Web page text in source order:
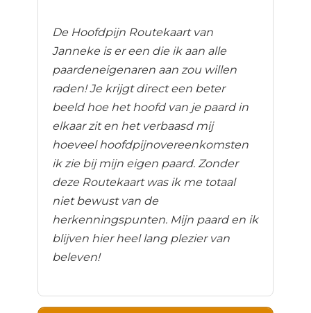
De Hoofdpijn Routekaart van
Janneke is er een die ik aan alle
paardeneigenaren aan zou willen
raden! Je krijgt direct een beter
beeld hoe het hoofd van je paard in
elkaar zit en het verbaasd mij
hoeveel hoofdpijnovereenkomsten
ik zie bij mijn eigen paard. Zonder
deze Routekaart was ik me totaal
niet bewust van de
herkenningspunten. Mijn paard en ik
blijven hier heel lang plezier van
beleven!